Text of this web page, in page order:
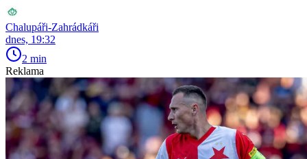
Chalupáři-Zahrádkáři
dnes, 19:32
2 min
Reklama